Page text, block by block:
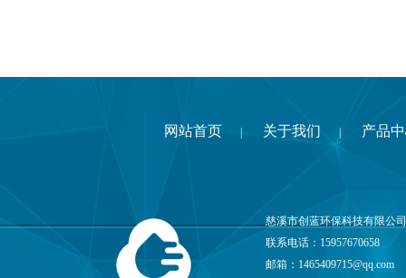
网站首页 关于我们 产品
慈溪市创蓝环保科技有限公
联系电话：15957670658
邮箱： 1465409715@qq.com